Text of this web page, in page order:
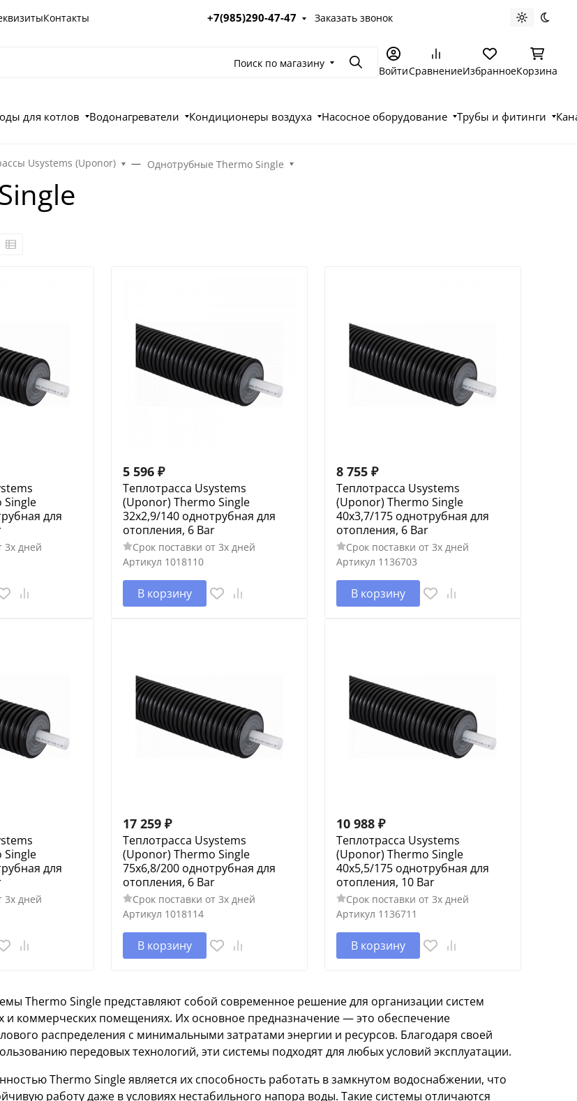
Контакты +7(985)290-47-47 Заказать звонок Светлая
Поиск по магазину ПоискВойтиСравнениеИзбранноеКорзина
для котлов Водонагреватели Кондиционеры воздуха Насосное оборудование Трубы и фитинги
Usystems (Uponor) Однотрубные Thermo Single
Single
для
3х дней
5 596 ₽
Теплотрасса Usystems
(Uponor) Thermo Single
32x2,9/140 однотрубная для
отопления, 6 Bar
Срок поставки от 3х дней
Артикул 1018110
В корзину
8 755 ₽
Теплотрасса Usystems
(Uponor) Thermo Single
40x3,7/175 однотрубная для
отопления, 6 Bar
Срок поставки от 3х дней
Артикул 1136703
В корзину
Single
для
3х дней
17 259 ₽
Теплотрасса Usystems
(Uponor) Thermo Single
75x6,8/200 однотрубная для
отопления, 6 Bar
Срок поставки от 3х дней
Артикул 1018114
В корзину
10 988 ₽
Теплотрасса Usystems
(Uponor) Thermo Single
40x5,5/175 однотрубная для
отопления, 10 Bar
Срок поставки от 3х дней
Артикул 1136711
В корзину
Thermo Single представляют собой современное решение для организации систем
и коммерческих помещениях. Их основное предназначение — это обеспечение
распределения с минимальными затратами энергии и ресурсов. Благодаря своей
передовых технологий, эти системы подходят для любых условий эксплуатации.
Thermo Single является их способность работать в замкнутом водоснабжении, что
работу даже в условиях нестабильного напора воды. Такие системы отличаются